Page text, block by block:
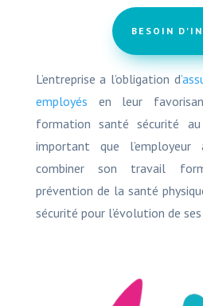
BESOIN
L’entreprise a l’obligation d
employés en leur
formation santé sécurité
important que
combiner son travail
prévention de la santé
sécurité pour l’évolution de